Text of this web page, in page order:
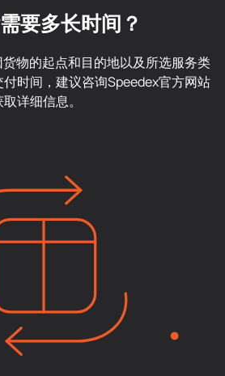
要多长时间？
物的起点和目的地以及所选服务类
时间，建议咨询Speedex官方网站
详细信息。